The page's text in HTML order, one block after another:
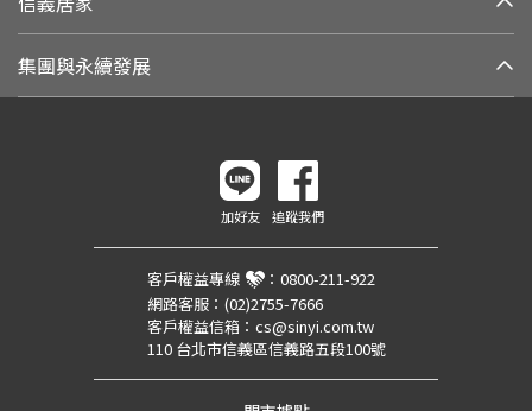
集團與永續發展
加好友 追蹤我們
客戶權益專線 ： 0800-211-922
網路客服： (02)2755-7666
客戶權益信箱： cs@sinyi.com.tw
110 台北市信義區信義路五段100號